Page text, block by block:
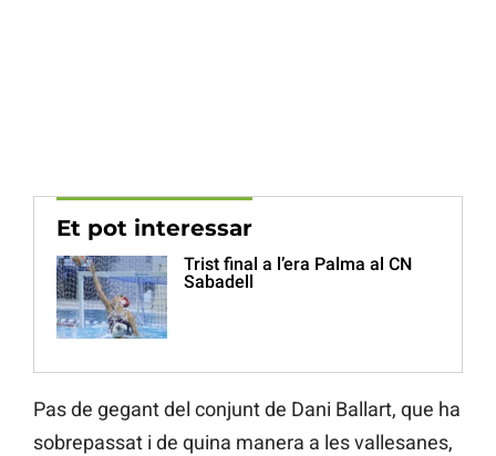
Et pot interessar
Trist final a l’era Palma al CN
Sabadell
Pas de gegant del conjunt de Dani Ballart, que ha
sobrepassat i de quina manera a les vallesanes,